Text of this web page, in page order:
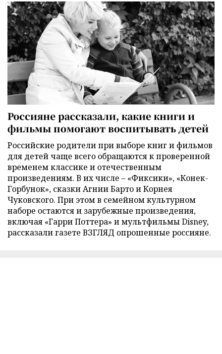
Россияне рассказали, какие книги и
фильмы помогают воспитывать детей
Российские родители при выборе книг и фильмов
для детей чаще всего обращаются к проверенной
временем классике и отечественным
произведениям. В их числе – «Фиксики», «Конек-
Горбунок», сказки Агнии Барто и Корнея
Чуковского. При этом в семейном культурном
наборе остаются и зарубежные произведения,
включая «Гарри Поттера» и мультфильмы Disney,
рассказали газете ВЗГЛЯД опрошенные россияне.